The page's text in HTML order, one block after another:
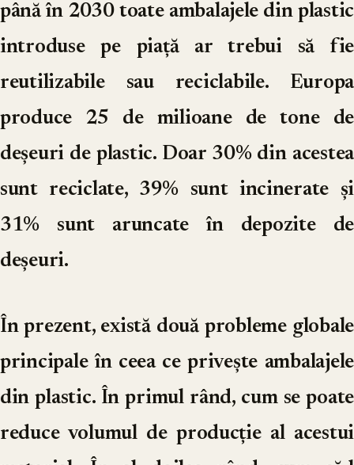
până în 2030 toate ambalajele din plastic
introduse pe piață ar trebui să fie
reutilizabile sau reciclabile. Europa
produce 25 de milioane de tone de
deșeuri de plastic. Doar 30% din acestea
sunt reciclate, 39% sunt incinerate și
31% sunt aruncate în depozite de
deșeuri.
În prezent, există două probleme globale
principale în ceea ce privește ambalajele
din plastic. În primul rând, cum se poate
reduce volumul de producție al acestui